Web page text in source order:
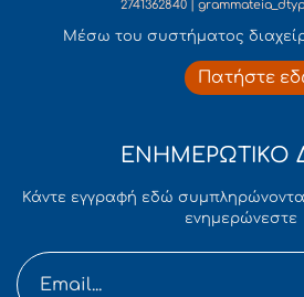
2741362840 |
Mέσω του συστήματος
Πατήστε
ΕΝΗΜΕΡΩΤΙΚΟ
Κάντε εγγραφή εδώ
ενημερώνεστε